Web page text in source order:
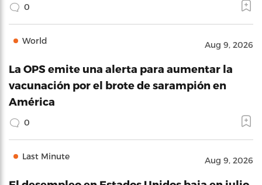
0
World Aug 9, 2026
La OPS emite una alerta para aumentar la
vacunación por el brote de sarampión en
América
0
Last Minute Aug 9, 2026